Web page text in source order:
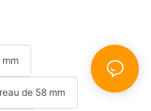
de 58 mm